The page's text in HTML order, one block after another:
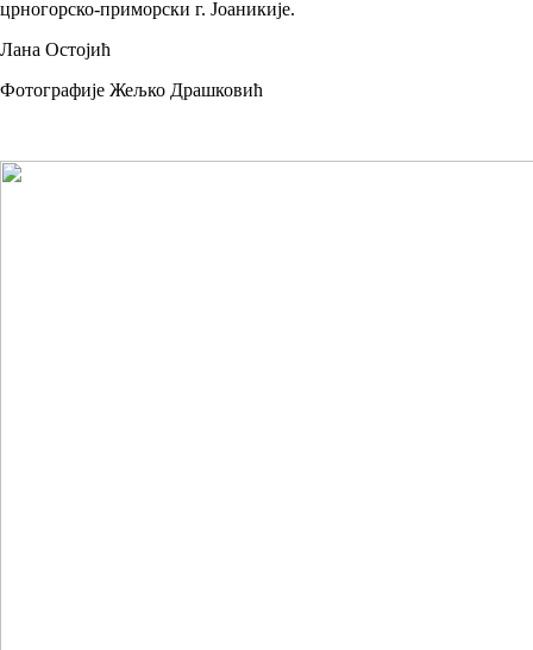
црногорско-приморски г. Јоаникије.
Лана Остојић
Фотографије Жељко Драшковић